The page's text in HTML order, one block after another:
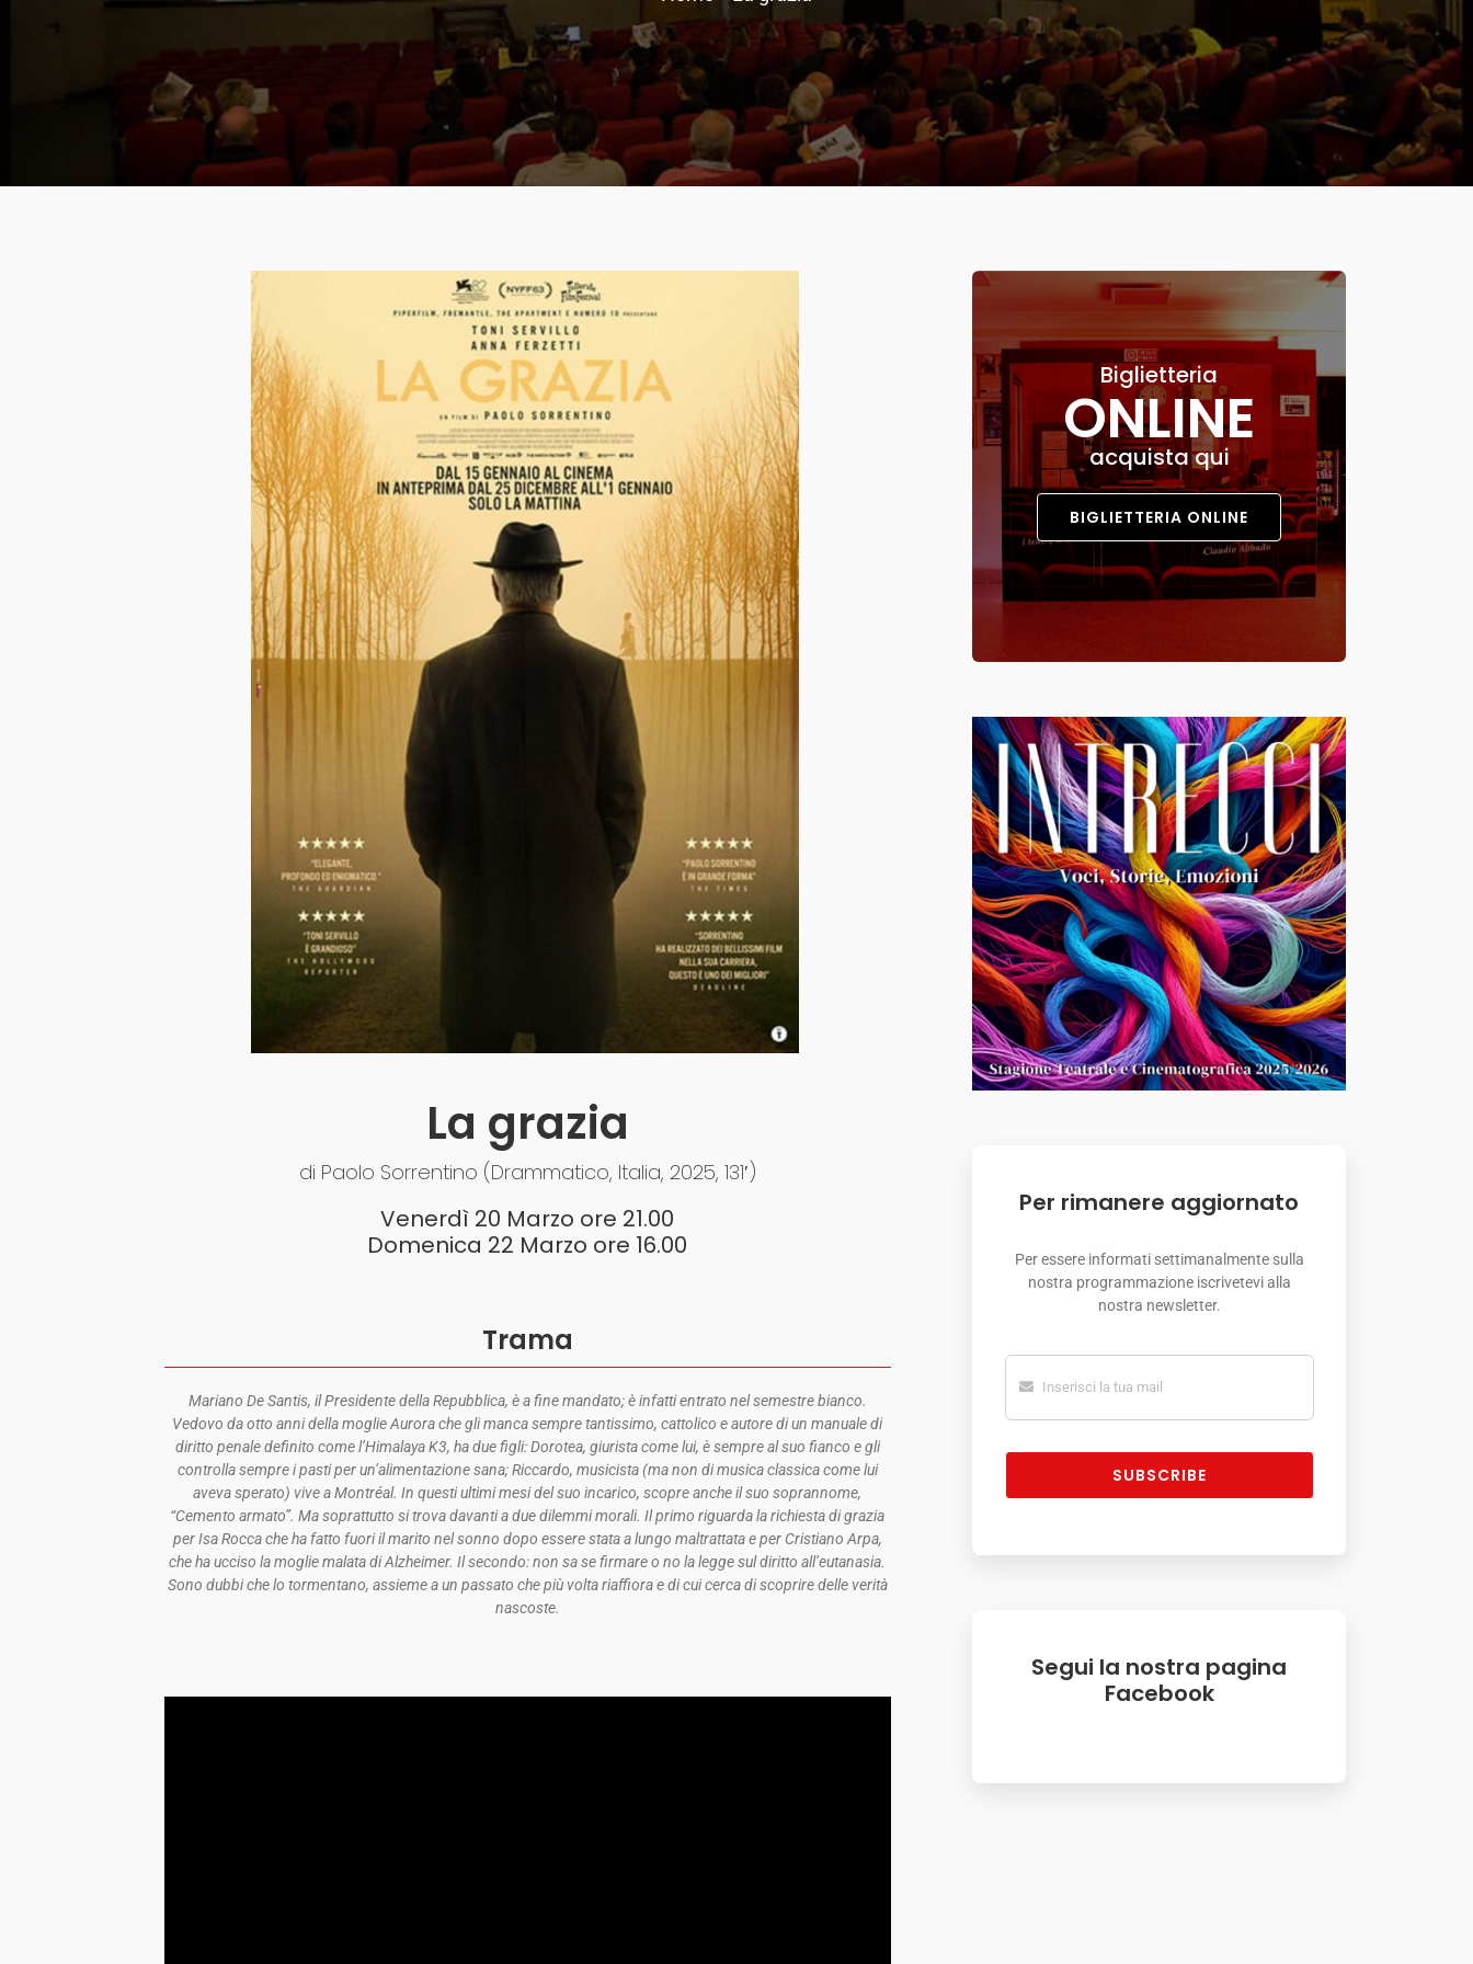
La grazia
di Paolo Sorrentino (Drammatico, Italia, 2025, 131′)
Venerdì 20 Marzo ore 21.00
Domenica 22 Marzo ore 16.00
Trama
Mariano De Santis, il Presidente della Repubblica, è a fine mandato; è infatti entrato nel semestre bianco.
Vedovo da otto anni della moglie Aurora che gli manca sempre tantissimo, cattolico e autore di un manuale di
diritto penale definito come l’Himalaya K3, ha due figli: Dorotea, giurista come lui, è sempre al suo fianco e gli
controlla sempre i pasti per un’alimentazione sana; Riccardo, musicista (ma non di musica classica come lui
aveva sperato) vive a Montréal. In questi ultimi mesi del suo incarico, scopre anche il suo soprannome,
“Cemento armato”. Ma soprattutto si trova davanti a due dilemmi morali. Il primo riguarda la richiesta di grazia
per Isa Rocca che ha fatto fuori il marito nel sonno dopo essere stata a lungo maltrattata e per Cristiano Arpa,
che ha ucciso la moglie malata di Alzheimer. Il secondo: non sa se firmare o no la legge sul diritto all’eutanasia.
Sono dubbi che lo tormentano, assieme a un passato che più volta riaffiora e di cui cerca di scoprire delle verità
nascoste.
Biglietteria
ONLINE
acquista qui
BIGLIETTERIA ONLINE
Per rimanere aggiornato
Per essere informati settimanalmente sulla
nostra programmazione iscrivetevi alla
nostra newsletter.
SUBSCRIBE
Segui la nostra pagina
Facebook